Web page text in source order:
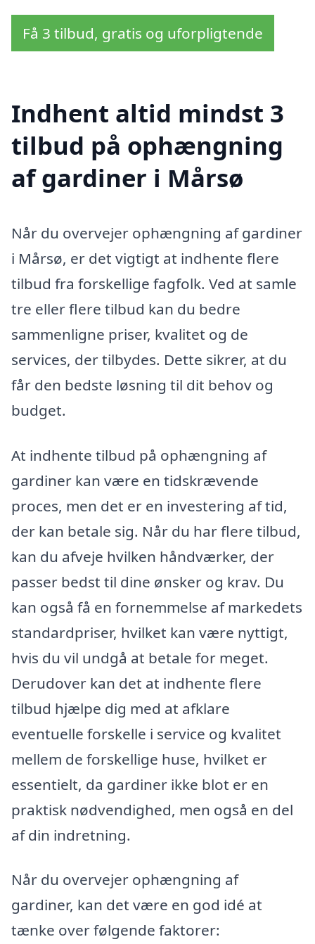
Få 3 tilbud, gratis og uforpligtende
Indhent altid mindst 3
tilbud på ophængning
af gardiner i Mårsø
Når du overvejer ophængning af gardiner
i Mårsø, er det vigtigt at indhente flere
tilbud fra forskellige fagfolk. Ved at samle
tre eller flere tilbud kan du bedre
sammenligne priser, kvalitet og de
services, der tilbydes. Dette sikrer, at du
får den bedste løsning til dit behov og
budget.
At indhente tilbud på ophængning af
gardiner kan være en tidskrævende
proces, men det er en investering af tid,
der kan betale sig. Når du har flere tilbud,
kan du afveje hvilken håndværker, der
passer bedst til dine ønsker og krav. Du
kan også få en fornemmelse af markedets
standardpriser, hvilket kan være nyttigt,
hvis du vil undgå at betale for meget.
Derudover kan det at indhente flere
tilbud hjælpe dig med at afklare
eventuelle forskelle i service og kvalitet
mellem de forskellige huse, hvilket er
essentielt, da gardiner ikke blot er en
praktisk nødvendighed, men også en del
af din indretning.
Når du overvejer ophængning af
gardiner, kan det være en god idé at
tænke over følgende faktorer: